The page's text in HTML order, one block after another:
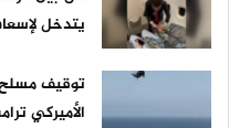
يتدخل
توقيف
الأميركي